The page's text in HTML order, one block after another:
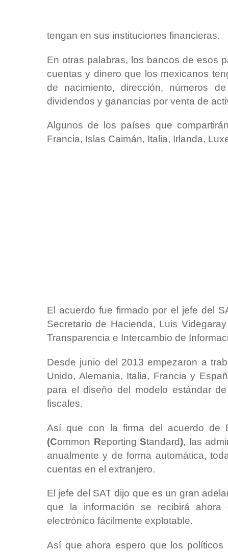
tengan en sus instituciones financieras.
En otras palabras, los bancos de esos
cuentas y dinero que los mexicanos
de nacimiento, dirección, números
dividendos y ganancias por venta de
Algunos de los países que
Francia, Islas Caimán, Italia, Irlanda,
El acuerdo fue firmado por el jefe del
Secretario de Hacienda, Luis
Transparencia e Intercambio de
Desde junio del 2013 empezaron a
Unido, Alemania, Italia, Francia y
para el diseño del modelo estándar
fiscales.
Así que con la firma del acuerdo de
(Common Reporting Standard), las
anualmente y de forma automática,
cuentas en el extranjero.
El jefe del SAT dijo que es un gran
que la información se recibirá
electrónico fácilmente explotable.
Así que ahora espero que los políticos